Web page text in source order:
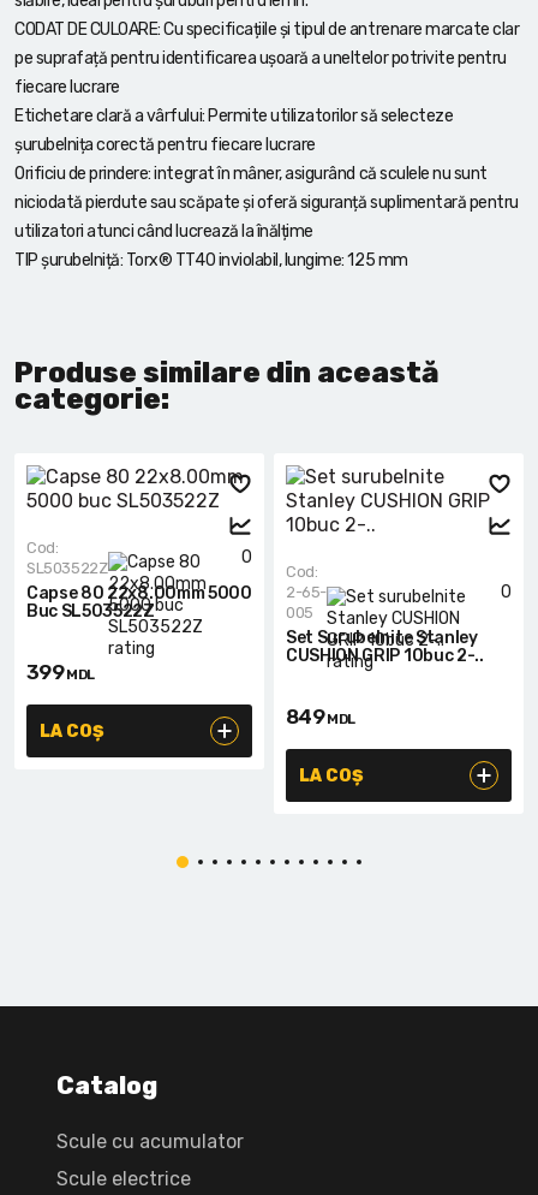
CODAT DE CULOARE: Cu specificațiile și tipul de antrenare marcate clar
pe suprafață pentru identificarea ușoară a uneltelor potrivite pentru
fiecare lucrare
Etichetare clară a vârfului: Permite utilizatorilor să selecteze
șurubelnița corectă pentru fiecare lucrare
Orificiu de prindere: integrat în mâner, asigurând că sculele nu sunt
niciodată pierdute sau scăpate și oferă siguranță suplimentară pentru
utilizatori atunci când lucrează la înălțime
TIP șurubelniță: Torx® TT40 inviolabil, lungime: 125 mm
Produse similare din această
categorie:
0
Cod:
SL503522Z
Capse 80 22x8.00mm 5000
Buc SL503522Z
399MDL
LA COȘ
0
Cod:
2-65-
005
Set Surubelnite Stanley
CUSHION GRIP 10buc 2-..
849MDL
LA COȘ
Catalog
Scule cu acumulator
Scule electrice